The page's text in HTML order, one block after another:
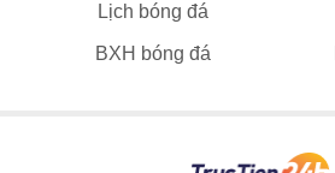
Lịch bóng đá
BXH bóng đá